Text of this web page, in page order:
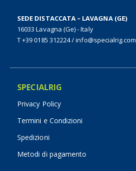
SEDE DISTACCATA – LAVAGNA (GE)
16033 Lavagna (Ge) - Italy
T +39 0185 312224/info@specialrig.com
SPECIALRIG
Privacy Policy
Termini e Condizioni
Spedizioni
Metodi di pagamento